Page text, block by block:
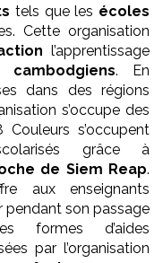
tels que les écoles
Cette organisation
l’apprentissage
cambodgiens. En
dans des régions
s’occupe des
s’occupent
grâce à
de Siem Reap.
aux enseignants
pendant son passage
formes d’aides
par l’organisation